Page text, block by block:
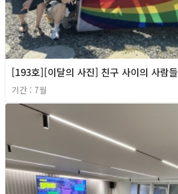
[193호][이달의 사진] 친구 사이의 사람들
기간 : 7월